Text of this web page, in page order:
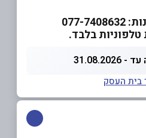
בלבד.
בית העסק